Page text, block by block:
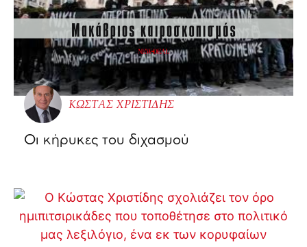
ΚΩΣΤΑΣ ΧΡΙΣΤΙΔΗΣ
Οι κήρυκες του διχασμού